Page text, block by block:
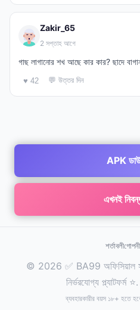
Zakir_65
2 সপ্তাহ আগে
গাছ লাগানোর শখ আছে কার কার? ছাদে
♥ 42 💬 উত্তর দিন
APK
এখনই
শর্তাবলী
© 2026 ✅ BA99 অফিসিয়াল
নির্ভরযোগ্য প্ল্যাটফর্ম
ব্যবহারকারীর বয়স ১৮+ হতে